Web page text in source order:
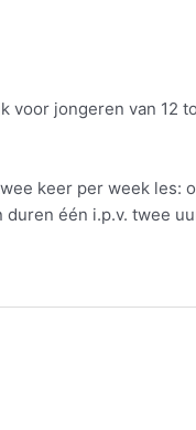
jongeren van 12
keer per week les:
duren één i.p.v. twee